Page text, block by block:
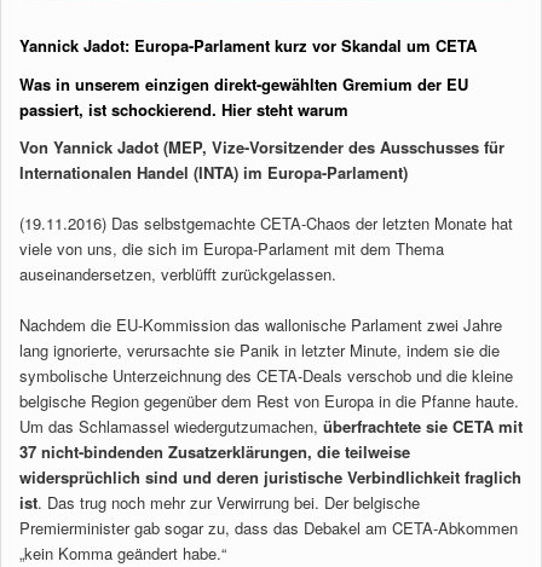
Yannick Jadot: Europa-Parlament kurz vor Skandal um CETA
Was in unserem einzigen direkt-gewählten Gremium der EU
passiert, ist schockierend. Hier steht warum
Von Yannick Jadot (MEP, Vize-Vorsitzender des Ausschusses für
Internationalen Handel (INTA) im Europa-Parlament)
(19.11.2016) Das selbstgemachte CETA-Chaos der letzten Monate hat
viele von uns, die sich im Europa-Parlament mit dem Thema
auseinandersetzen, verblüfft zurückgelassen.
Nachdem die EU-Kommission das wallonische Parlament zwei Jahre
lang ignorierte, verursachte sie Panik in letzter Minute, indem sie die
symbolische Unterzeichnung des CETA-Deals verschob und die kleine
belgische Region gegenüber dem Rest von Europa in die Pfanne haute.
Um das Schlamassel wiedergutzumachen, überfrachtete sie CETA mit
37 nicht-bindenden Zusatzerklärungen, die teilweise
widersprüchlich sind und deren juristische Verbindlichkeit fraglich
ist. Das trug noch mehr zur Verwirrung bei. Der belgische
Premierminister gab sogar zu, dass das Debakel am CETA-Abkommen
„kein Komma geändert habe.“